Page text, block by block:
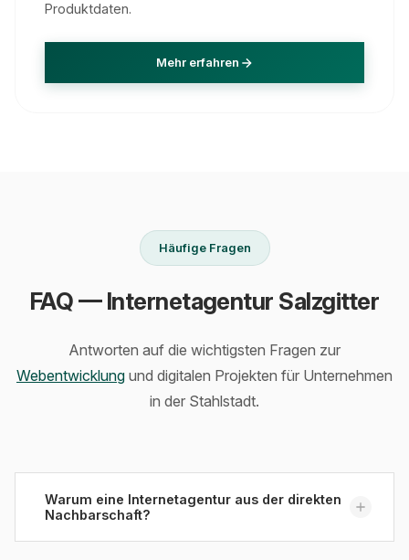
Produktdaten.
Mehr erfahren
Häufige Fragen
FAQ — Internetagentur Salzgitter
Antworten auf die wichtigsten Fragen zur
Webentwicklung und digitalen Projekten für Unternehmen
in der Stahlstadt.
Warum eine Internetagentur aus der direkten
Nachbarschaft?